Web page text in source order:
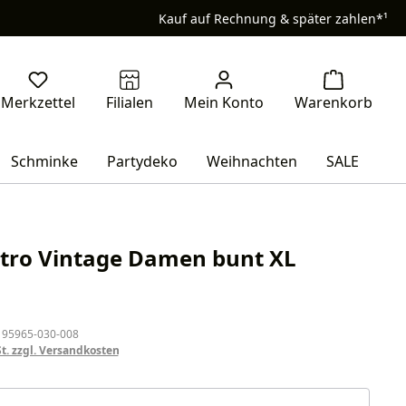
Kauf auf Rechnung & später zahlen*¹
Schminke Partydeko Weihnachten SALE
Vintage Damen bunt XL
030-008
zzgl. Versandkosten